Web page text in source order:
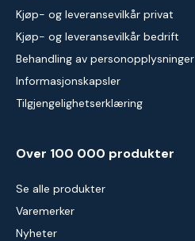
Kjøp- og leveransevilkår privat
Kjøp- og leveransevilkår bedrift
Behandling av personopplysninger
Informasjonskapsler
Tilgjengelighetserklæring
Over 100 000 produkter
Se alle produkter
Varemerker
Nyheter